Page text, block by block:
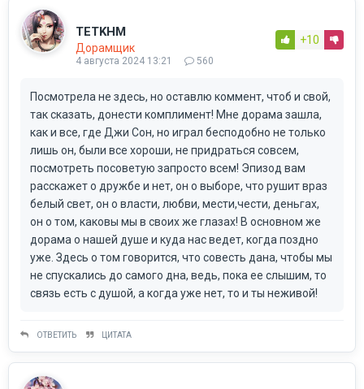
TETKHM
Дорамщик
4 августа 2024 13:21 560
+10
Посмотрела не здесь, но оставлю коммент, чтоб и свой,
так сказать, донести комплимент! Мне дорама зашла,
как и все, где Джи Сон, но играл бесподобно не только
лишь он, были все хороши, не придраться совсем,
посмотреть посоветую запросто всем! Эпизод вам
расскажет о дружбе и нет, он о выборе, что рушит враз
белый свет, он о власти, любви, мести,чести, деньгах,
он о том, каковы мы в своих же глазах! В основном же
дорама о нашей душе и куда нас ведет, когда поздно
уже. Здесь о том говорится, что совесть дана, чтобы мы
не спускались до самого дна, ведь, пока ее слышим, то
связь есть с душой, а когда уже нет, то и ты неживой!
ОТВЕТИТЬ ЦИТАТА